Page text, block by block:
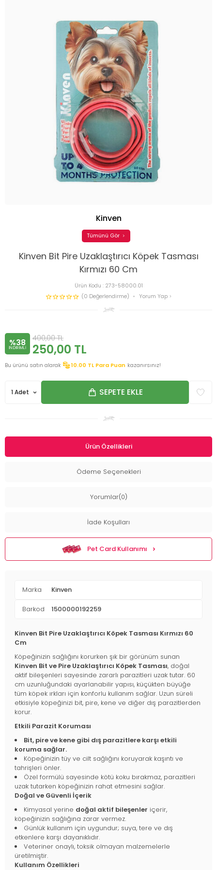
Kinven Bit Pire Uzaklaştırıcı Köpek Tasması
Kırmızı 60 Cm
Ürün Kodu : 273-58000.01
(0 Değerlendirme)
Yorum Yap
Kinven
Tümünü Gör
%38
INDIRIMLI
400,00TL
250,00 TL
Bu ürünü satın alarak 10.00 TL Para Puan kazanırsınız!
SEPETE EKLE
Ürün Özellikleri
Ödeme Seçenekleri
Yorumlar(0)
İade Koşulları
Pet Card Kullanımı
Marka Kinven
Barkod 1500000192259
Kinven Bit Pire Uzaklaştırıcı Köpek Tasması Kırmızı 60
Cm
Köpeğinizin sağlığını korurken şık bir görünüm sunan
Kinven Bit ve Pire Uzaklaştırıcı Köpek Tasması, doğal
aktif bileşenleri sayesinde zararlı parazitleri uzak tutar. 60
cm uzunluğundaki ayarlanabilir yapısı, küçükten büyüğe
tüm köpek ırkları için konforlu kullanım sağlar. Uzun süreli
etkisiyle köpeğinizi bit, pire, kene ve diğer dış parazitlerden
korur.
Etkili Parazit Koruması
Bit, pire ve kene gibi dış parazitlere karşı etkili
koruma sağlar.
Köpeğinizin tüy ve cilt sağlığını koruyarak kaşıntı ve
tahrişleri önler.
Özel formülü sayesinde kötü koku bırakmaz, parazitleri
uzak tutarken köpeğinizin rahat etmesini sağlar.
Doğal ve Güvenli İçerik
Kimyasal yerine doğal aktif bileşenler içerir,
köpeğinizin sağlığına zarar vermez.
Günlük kullanım için uygundur; suya, tere ve dış
etkenlere karşı dayanıklıdır.
Veteriner onaylı, toksik olmayan malzemelerle
üretilmiştir.
Kullanım Özellikleri